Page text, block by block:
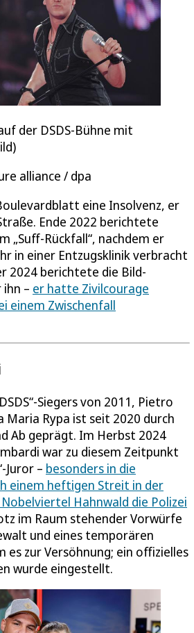
der DSDS-Bühne mit
alliance / dpa
eine Insolvenz, er
Ende 2022 berichtete
„Suff-Rückfall“, nachdem er
in einer Entzugsklinik verbracht
2024 berichtete die Bild-
– er hatte Zivilcourage
einem Zwischenfall
Siegers von 2011, Pietro
Maria Rypa ist seit 2020 durch
Ab geprägt. Im Herbst 2024
war zu diesem Zeitpunkt
Juror – besonders in die
einem heftigen Streit in der
Hahnwald die Polizei
im Raum stehender Vorwürfe
und eines temporären
zur Versöhnung; ein offizielles
wurde eingestellt.